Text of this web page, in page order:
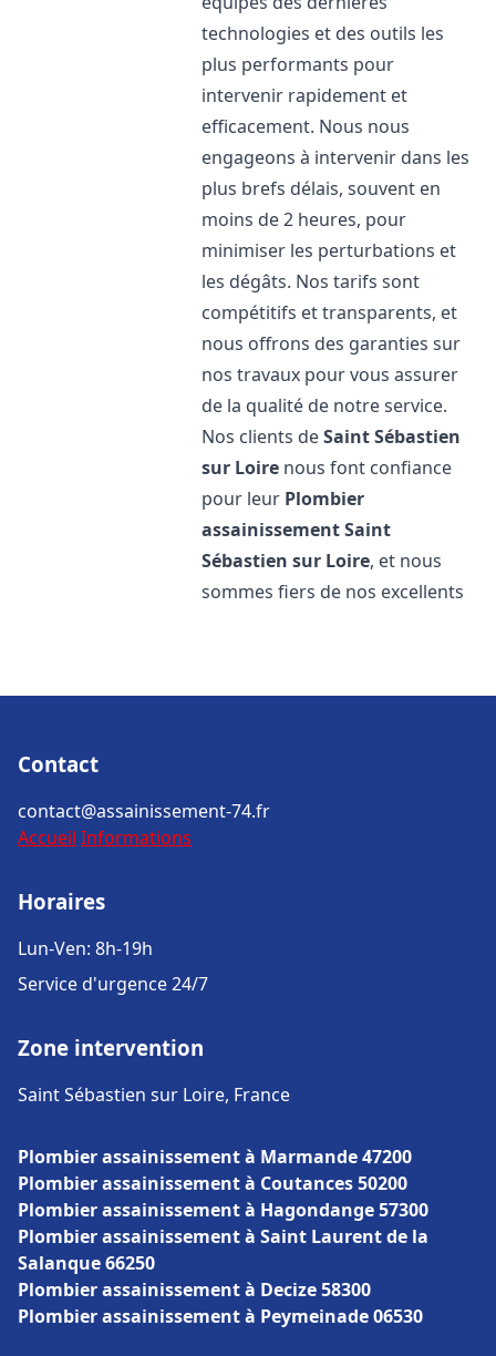
technologies et des outils les
plus performants pour
intervenir rapidement et
efficacement. Nous nous
engageons à intervenir dans les
plus brefs délais, souvent en
moins de 2 heures, pour
minimiser les perturbations et
les dégâts. Nos tarifs sont
compétitifs et transparents, et
nous offrons des garanties sur
nos travaux pour vous assurer
de la qualité de notre service.
Nos clients deSaint Sébastien
sur Loire nous font confiance
pour leur Plombier
assainissementSaint
Sébastien sur Loire, et nous
sommes fiers de nos excellents
Contact
contact@assainissement-74.fr
Accueil Informations
Horaires
Lun-Ven: 8h-19h
Service d'urgence 24/7
Zone intervention
Saint Sébastien sur Loire, France
Plombier assainissement à Marmande 47200
Plombier assainissement à Coutances 50200
Plombier assainissement à Hagondange 57300
Plombier assainissement à Saint Laurent de la
Salanque 66250
Plombier assainissement à Decize 58300
Plombier assainissement à Peymeinade 06530